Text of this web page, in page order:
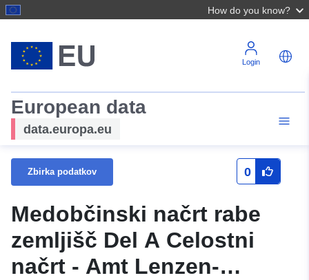
How do you know?
Login
European data
data.europa.eu
Zbirka podatkov 0
Medobčinski načrt rabe
zemljišč Del A Celostni
načrt - Amt Lenzen-